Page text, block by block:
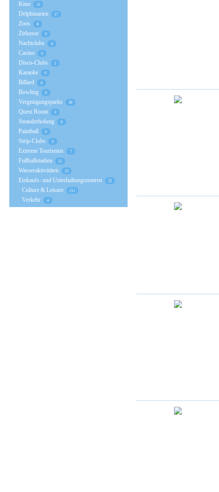
Kino 15
Delphinarien 17
Zoos 8
Zirkusse 0
Nachtclubs 4
Casino 0
Disco-Clubs 1
Karaoke 0
Billard 0
Bowling 0
Vergnügungsparks 39
Quest Room 3
Stranderholung 0
Paintball 0
Strip-Clubs 0
Extreme Tourismus 7
Fußballstadien 21
Wasseraktivitäten 15
Einkaufs- und Unterhaltungszentren 22
Culture & Leisure 211
Verkehr 4